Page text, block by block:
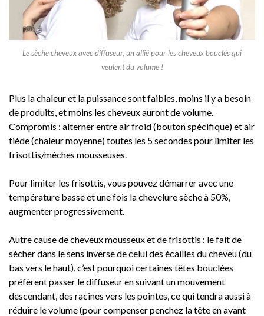
Le sèche cheveux avec diffuseur, un allié pour les cheveux bouclés qui
veulent du volume !
Plus la chaleur et la puissance sont faibles, moins il y a besoin
de produits, et moins les cheveux auront de volume.
Compromis : alterner entre air froid (bouton spécifique) et air
tiède (chaleur moyenne) toutes les 5 secondes pour limiter les
frisottis/mèches mousseuses.
Pour limiter les frisottis, vous pouvez démarrer avec une
température basse et une fois la chevelure sèche à 50%,
augmenter progressivement.
Autre cause de cheveux mousseux et de frisottis : le fait de
sécher dans le sens inverse de celui des écailles du cheveu (du
bas vers le haut), c’est pourquoi certaines têtes bouclées
préfèrent passer le diffuseur en suivant un mouvement
descendant, des racines vers les pointes, ce qui tendra aussi à
réduire le volume (pour compenser penchez la tête en avant